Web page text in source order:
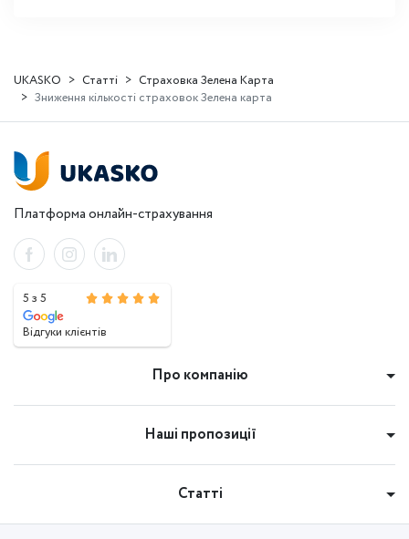
UKASKO Статті
Страховка Зелена Карта
Зниження кількості страховок Зелена карта
Платформа онлайн-страхування
5 з 5
Відгуки клієнтів
Про компанію
Наші пропозиції
Статті